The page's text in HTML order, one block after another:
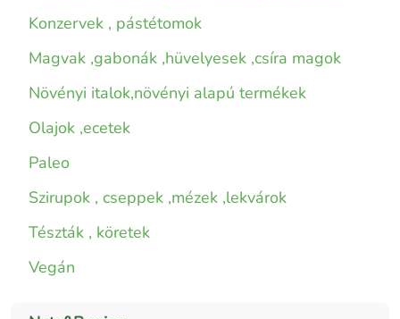
Konzervek , pástétomok
Magvak ,gabonák ,hüvelyesek ,csíra magok
Növényi italok,növényi alapú termékek
Olajok ,ecetek
Paleo
Szirupok , cseppek ,mézek ,lekvárok
Tészták , köretek
Vegán